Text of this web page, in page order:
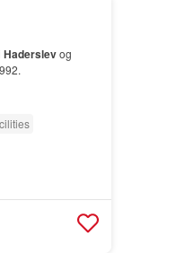
Haderslevog